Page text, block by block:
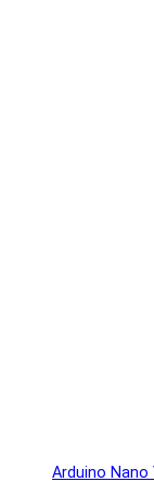
Arduino Nano